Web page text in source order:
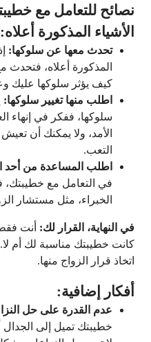
نصائح للتعامل مع
الأشياء المذكورة أعلاه:
تحدث معها عن سلوكها:
المذكورة أعلاه،
كيف يؤثر سلوكها عليك
اطلب منها تغيير سلوكها:
سلوكها، ففكر في إنهاء
الأمد، ولا يمكنك أن
التعب.
اطلب المساعدة من أحد
في التعامل مع
الخبراء، مثل مستشار
في النهاية، القرار لك: أنت
كانت خطيبتك مناسبة لك أم
اتخاذ قرار الزواج منها.
أفكار إضافية:
عدم القدرة على حل
خطيبتك تميل إلى الجدال